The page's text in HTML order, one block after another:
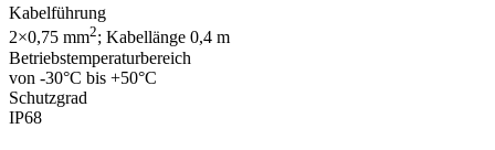
Kabelführung
2×0,75 mm2; Kabellänge 0,4 m
Betriebstemperaturbereich
von -30°C bis +50°C
Schutzgrad
IP68